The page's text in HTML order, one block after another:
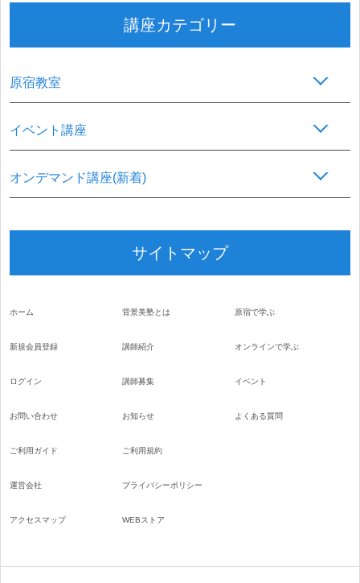
講座カテゴリー
原宿教室
イベント講座
オンデマンド講座(新着)
サイトマップ
ホーム
新規会員登録
ログイン
お問い合わせ
背景美塾とは
講師紹介
講師募集
お知らせ
原宿で学ぶ
オンラインで学ぶ
イベント
よくある質問
ご利用ガイド
運営会社
アクセスマップ
ご利用規約
プライバシーポリシー
WEBストア